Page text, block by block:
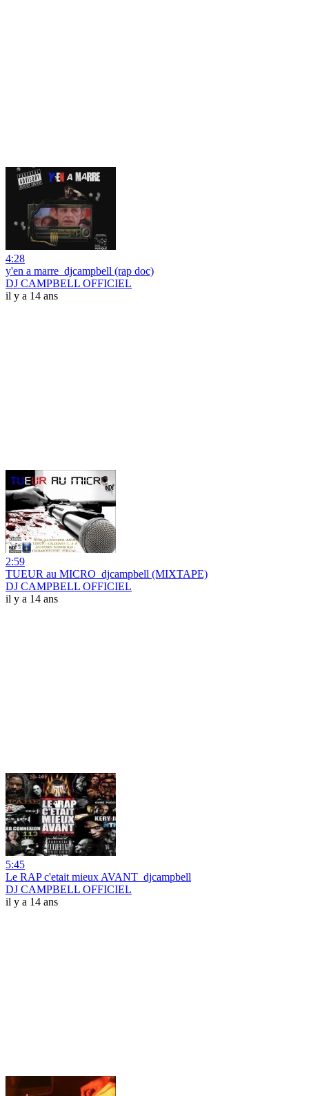
4:28
y'en a marre_djcampbell (rap doc)
DJ CAMPBELL OFFICIEL
il y a 14 ans
2:59
TUEUR au MICRO_djcampbell (MIXTAPE)
DJ CAMPBELL OFFICIEL
il y a 14 ans
5:45
Le RAP c'etait mieux AVANT_djcampbell
DJ CAMPBELL OFFICIEL
il y a 14 ans